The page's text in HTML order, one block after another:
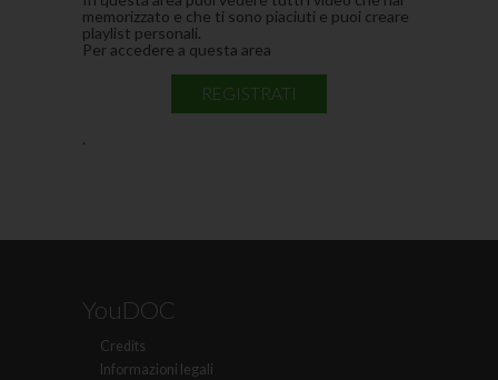
memorizzato e che ti sono piaciuti e puoi creare
playlist personali.
Per accedere a questa area
REGISTRATI
.
YouDOC
Credits
Informazioni legali